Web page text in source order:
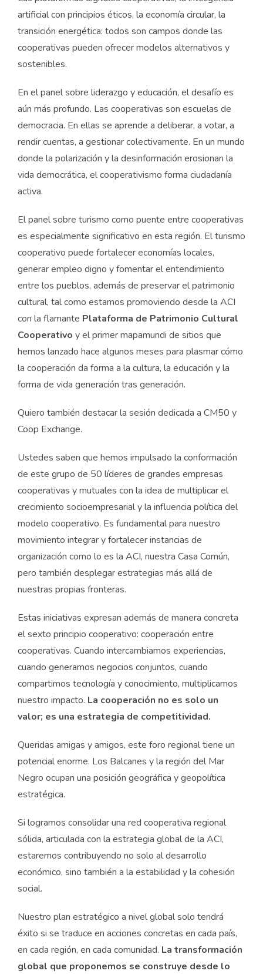
artificial con principios éticos, la economía circular, la
transición energética: todos son campos donde las
cooperativas pueden ofrecer modelos alternativos y
sostenibles.
En el panel sobre liderazgo y educación, el desafío es
aún más profundo. Las cooperativas son escuelas de
democracia. En ellas se aprende a deliberar, a votar, a
rendir cuentas, a gestionar colectivamente. En un mundo
donde la polarización y la desinformación erosionan la
vida democrática, el cooperativismo forma ciudadanía
activa.
El panel sobre turismo como puente entre cooperativas
es especialmente significativo en esta región. El turismo
cooperativo puede fortalecer economías locales,
generar empleo digno y fomentar el entendimiento
entre los pueblos, además de preservar el patrimonio
cultural, tal como estamos promoviendo desde la ACI
con la flamante Plataforma de Patrimonio Cultural
Cooperativo y el primer mapamundi de sitios que
hemos lanzado hace algunos meses para plasmar cómo
la cooperación da forma a la cultura, la educación y la
forma de vida generación tras generación.
Quiero también destacar la sesión dedicada a CM50 y
Coop Exchange.
Ustedes saben que hemos impulsado la conformación
de este grupo de 50 líderes de grandes empresas
cooperativas y mutuales con la idea de multiplicar el
crecimiento socioempresarial y la influencia política del
modelo cooperativo. Es fundamental para nuestro
movimiento integrar y fortalecer instancias de
organización como lo es la ACI, nuestra Casa Común,
pero también desplegar estrategias más allá de
nuestras propias fronteras.
Estas iniciativas expresan además de manera concreta
el sexto principio cooperativo: cooperación entre
cooperativas. Cuando intercambiamos experiencias,
cuando generamos negocios conjuntos, cuando
compartimos tecnología y conocimiento, multiplicamos
nuestro impacto. La cooperación no es solo un
valor; es una estrategia de competitividad.
Queridas amigas y amigos, este foro regional tiene un
potencial enorme. Los Balcanes y la región del Mar
Negro ocupan una posición geográfica y geopolítica
estratégica.
Si logramos consolidar una red cooperativa regional
sólida, articulada con la estrategia global de la ACI,
estaremos contribuyendo no solo al desarrollo
económico, sino también a la estabilidad y la cohesión
social.
Nuestro plan estratégico a nivel global solo tendrá
éxito si se traduce en acciones concretas en cada país,
en cada región, en cada comunidad. La transformación
global que proponemos se construye desde lo